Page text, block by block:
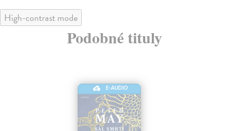
High-contrast mode
Podobné tituly
E-AUDIO